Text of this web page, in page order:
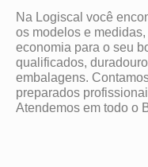
Na Logiscal você
os modelos e
economia para o seu
qualificados,
embalagens.
preparados
Atendemos em todo o